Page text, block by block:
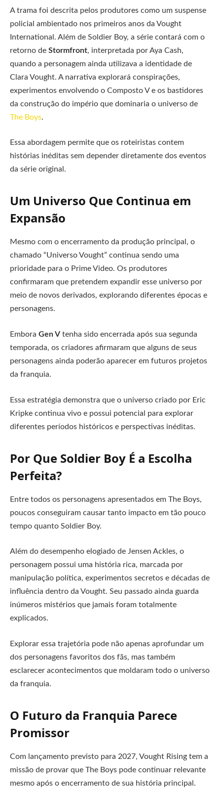
A trama foi descrita pelos produtores como um suspense
policial ambientado nos primeiros anos da Vought
International. Além de Soldier Boy, a série contará com o
retorno de Stormfront, interpretada por Aya Cash,
quando a personagem ainda utilizava a identidade de
Clara Vought. A narrativa explorará conspirações,
experimentos envolvendo o Composto V e os bastidores
da construção do império que dominaria o universo de
The Boys.
Essa abordagem permite que os roteiristas contem
histórias inéditas sem depender diretamente dos eventos
da série original.
Um Universo Que Continua em
Expansão
Mesmo com o encerramento da produção principal, o
chamado “Universo Vought” continua sendo uma
prioridade para o Prime Video. Os produtores
confirmaram que pretendem expandir esse universo por
meio de novos derivados, explorando diferentes épocas e
personagens.
Embora Gen V tenha sido encerrada após sua segunda
temporada, os criadores afirmaram que alguns de seus
personagens ainda poderão aparecer em futuros projetos
da franquia.
Essa estratégia demonstra que o universo criado por Eric
Kripke continua vivo e possui potencial para explorar
diferentes períodos históricos e perspectivas inéditas.
Por Que Soldier Boy É a Escolha
Perfeita?
Entre todos os personagens apresentados em The Boys,
poucos conseguiram causar tanto impacto em tão pouco
tempo quanto Soldier Boy.
Além do desempenho elogiado de Jensen Ackles, o
personagem possui uma história rica, marcada por
manipulação política, experimentos secretos e décadas de
influência dentro da Vought. Seu passado ainda guarda
inúmeros mistérios que jamais foram totalmente
explicados.
Explorar essa trajetória pode não apenas aprofundar um
dos personagens favoritos dos fãs, mas também
esclarecer acontecimentos que moldaram todo o universo
da franquia.
O Futuro da Franquia Parece
Promissor
Com lançamento previsto para 2027, Vought Rising tem a
missão de provar que The Boys pode continuar relevante
mesmo após o encerramento de sua história principal.